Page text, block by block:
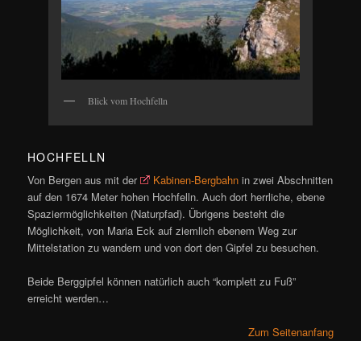
Blick vom Hochfelln
HOCHFELLN
Von Bergen aus mit der Kabinen-Bergbahn in zwei Abschnitten
auf den 1674 Meter hohen Hochfelln. Auch dort herrliche, ebene
Spaziermöglichkeiten (Naturpfad). Übrigens besteht die
Möglichkeit, von Maria Eck auf ziemlich ebenem Weg zur
Mittelstation zu wandern und von dort den Gipfel zu besuchen.
Beide Berggipfel können natürlich auch “komplett zu Fuß”
erreicht werden…
Zum Seitenanfang